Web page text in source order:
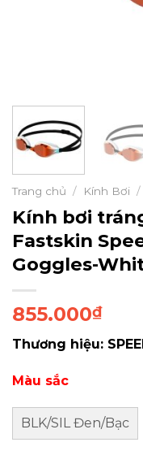
Trang chủ / Kính Bơi /
Kính bơi
Fastskin
Goggles-
855.000₫
Thương hiệu:
Màu sắc
BLK/SIL Đen/Bạc